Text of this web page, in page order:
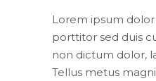
Lorem ipsum
porttitor sed duis
non dictum dolor,
Tellus metus